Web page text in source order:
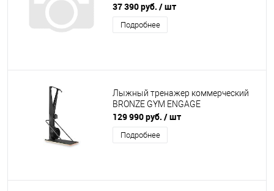
37 390 руб. / шт
Подробнее
Лыжный тренажер коммерческий
BRONZE GYM ENGAGE
129 990 руб. / шт
Подробнее